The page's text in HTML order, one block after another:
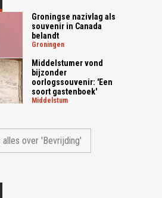
Groningse nazivlag als
souvenir in Canada
belandt
groningen
Middelstumer vond
bijzonder
oorlogssouvenir: 'Een
soort gastenboek'
middelstum
alles over 'Bevrijding'